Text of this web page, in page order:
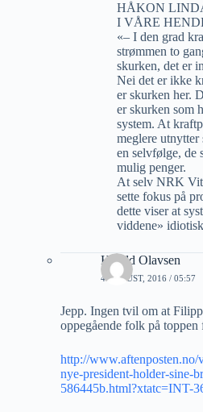
HÅKON
I VÅRE
«– I den grad
strømmen to
skurken, det er
Nei det er ikke
er skurken her.
er skurken som
system. At
meglere utnytter
en selvfølge, de
mulig penger.
At selv NRK
sette fokus på
dette viser at
viddene»
Harald Olavsen
4 AUGUST, 2016 / 05:57
Jepp. Ingen tvil om at
oppegående folk på toppen
http://www.aftenposten.no/
nye-president-holder-sine-
586445b.html?xtatc=INT-